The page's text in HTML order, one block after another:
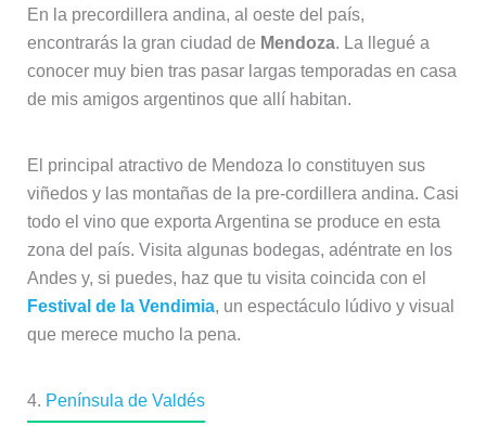
En la precordillera andina, al oeste del país,
encontrarás la gran ciudad de Mendoza. La llegué a
conocer muy bien tras pasar largas temporadas en casa
de mis amigos argentinos que allí habitan.
El principal atractivo de Mendoza lo constituyen sus
viñedos y las montañas de la pre-cordillera andina. Casi
todo el vino que exporta Argentina se produce en esta
zona del país. Visita algunas bodegas, adéntrate en los
Andes y, si puedes, haz que tu visita coincida con el
Festival de la Vendimia, un espectáculo lúdivo y visual
que merece mucho la pena.
4. Península de Valdés